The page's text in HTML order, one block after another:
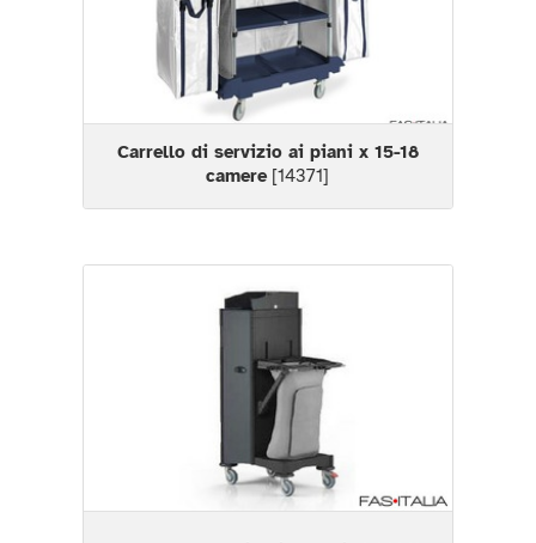
Carrello di servizio ai piani x 15-18
camere [14371]